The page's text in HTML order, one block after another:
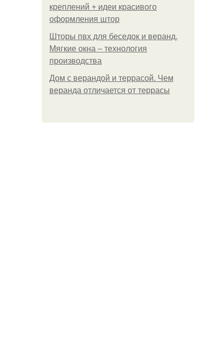
креплений + идеи красивого
оформления штор
Шторы пвх для беседок и веранд.
Мягкие окна – технология
производства
Дом с верандой и террасой. Чем
веранда отличается от террасы